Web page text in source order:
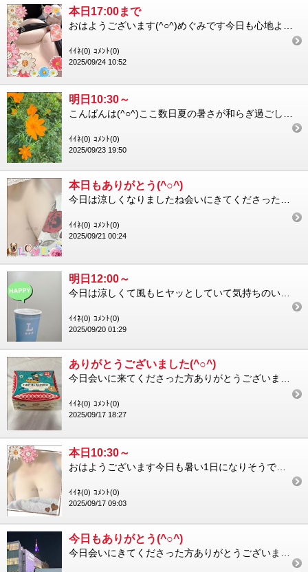
本日17:00まで
ｲｲﾈ(0) ｺﾒﾝﾄ(0)
2025/09/24 10:52
明日10:30～
ｲｲﾈ(0) ｺﾒﾝﾄ(0)
2025/09/23 19:50
本日もありがとう(^○^)
ｲｲﾈ(0) ｺﾒﾝﾄ(0)
2025/09/21 00:24
明日12:00～
ｲｲﾈ(0) ｺﾒﾝﾄ(0)
2025/09/20 01:29
ありがとうございました(^○^)
ｲｲﾈ(0) ｺﾒﾝﾄ(0)
2025/09/17 18:27
本日10:30～
ｲｲﾈ(0) ｺﾒﾝﾄ(0)
2025/09/17 09:03
今日もありがとう(^○^)